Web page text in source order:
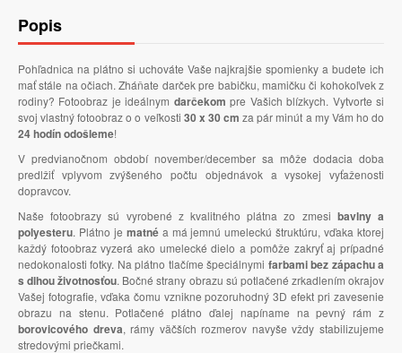
Popis
Pohľadnica na plátno si uchováte Vaše najkrajšie spomienky a budete ich
mať stále na očiach. Zháňate darček pre babičku, mamičku či kohokoľvek z
rodiny? Fotoobraz je ideálnym darčekom pre Vašich blízkych. Vytvorte si
svoj vlastný fotoobraz o o veľkosti 30 x 30 cm za pár minút a my Vám ho do
24 hodín odošleme!
V predvianočnom období november/december sa môže dodacia doba
predlžiť vplyvom zvýšeného počtu objednávok a vysokej vyťaženosti
dopravcov.
Naše fotoobrazy sú vyrobené z kvalitného plátna zo zmesi bavlny a
polyesteru. Plátno je matnéa má jemnú umeleckú štruktúru, vďaka ktorej
každý fotoobraz vyzerá ako umelecké dielo a pomôže zakryť aj prípadné
nedokonalosti fotky. Na plátno tlačíme špeciálnymi farbami bez zápachu a
s dlhou životnosťou. Bočné strany obrazu sú potlačené zrkadlením okrajov
Vašej fotografie, vďaka čomu vznikne pozoruhodný 3D efekt pri zavesenie
obrazu na stenu. Potlačené plátno ďalej napíname na pevný rám z
borovicového dreva, rámy väčších rozmerov navyše vždy stabilizujeme
stredovými priečkami.